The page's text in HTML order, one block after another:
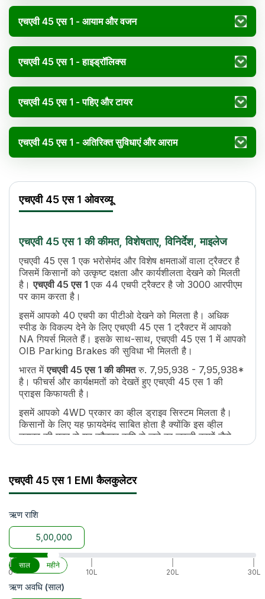
एचएवी 45 एस 1 - आयाम और वजन
एचएवी 45 एस 1 - हाइड्रॉलिक्स
एचएवी 45 एस 1 - पहिए और टायर
एचएवी 45 एस 1 - अतिरिक्त सुविधाएं और आराम
Specification
इंजन का नाम
4TNV84
इंजन रेटेड आरपीएम 3000
कूलिंग सिस्टम
Water Cooled
पीटीओ एचपी
40
पीटीओ टाइप
Electric Pto Drive
पीटीओ स्पीड
540
ब्रेक
OIB Parking Brakes
टर्निंग रेडियस
2.7 m
ईंधन टैंक क्षमता
50 L
ऊंचाई
2485 mm
चौड़ाई
1830 mm
व्हील बेस
2000 mm
ट्रैक्टर वजन
2000 kg
ग्राउंड क्लीयरेंस
400 mm
उठाने की क्षमता
1800 Kg
टायर साइज
F(8X18) R(13.6X24)
व्हील ड्राइव
4WD
एचएवी 45 एस 1 ओवरव्यू
एचएवी 45 एस 1 की कीमत, विशेषताए, विनिर्देश, माइलेज
एचएवी 45 एस 1 एक भरोसेमंद और विशेष क्षमताओं वाला ट्रैक्टर है
जिसमें किसानों को उत्कृष्ट दक्षता और कार्यशीलता देखने को मिलती
है।एचएवी 45 एस 1 एक 44 एचपी ट्रैक्टर है जो 3000 आरपीएम
पर काम करता है।
इसमें आपको 40 एचपी का पीटीओ देखने को मिलता है। अधिक
स्पीड के विकल्प देने के लिए एचएवी 45 एस 1 ट्रैक्टर में आपको
NA गियर्स मिलते हैं। इसके साथ-साथ, एचएवी 45 एस 1 में आपको
OIB Parking Brakes की सुविधा भी मिलती है।
भारत मेंएचएवी 45 एस 1 की कीमतरु. 7,95,938 - 7,95,938*
है। फीचर्स और कार्यक्षमतों को देखतें हुए एचएवी 45 एस 1 की
प्राइस किफायती है।
इसमें आपको 4WD प्रकार का व्हील ड्राइव सिस्टम मिलता है।
किसानों के लिए यह फ़ायदेमंद साबित होता है क्योंकि इस व्हील
ड्राइव की मदद से यह ट्रैक्टर कृषि से जुड़े हर ज़रूरी कामों जैसे
जुताई, बीजो की बुआई, और फसलों की कटाई को अच्छे से कर
इसके साथ-साथ, एचएवी 45 एस 1 सभी कृषि इम्प्लीमेंट्स जैसे
कल्टीवेटर, रोटावेटर, प्लाऊ, आदि के साथ आसानी से काम कर
एचएवी 45 एस 1 EMI कैलकुलेटर
ऋण राशि
|
0
10L
20L
30L
साल महीने
ऋण अवधि (साल)